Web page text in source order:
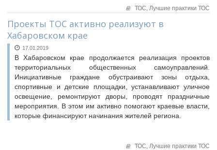
ТОС, Лучшие практики ТОС
Проекты ТОС активно реализуют в
Хабаровском крае
17.01.2019
В Хабаровском крае продолжается реализация проектов
территориальных общественных самоуправлений.
Инициативные граждане обустраивают зоны отдыха,
спортивные и детские площадки, устанавливают уличное
освещение, ремонтируют дворы, проводят праздничные
мероприятия. В этом им активно помогают краевые власти,
которые финансируют начинания жителей региона.
ТОС, Лучшие практики ТОС